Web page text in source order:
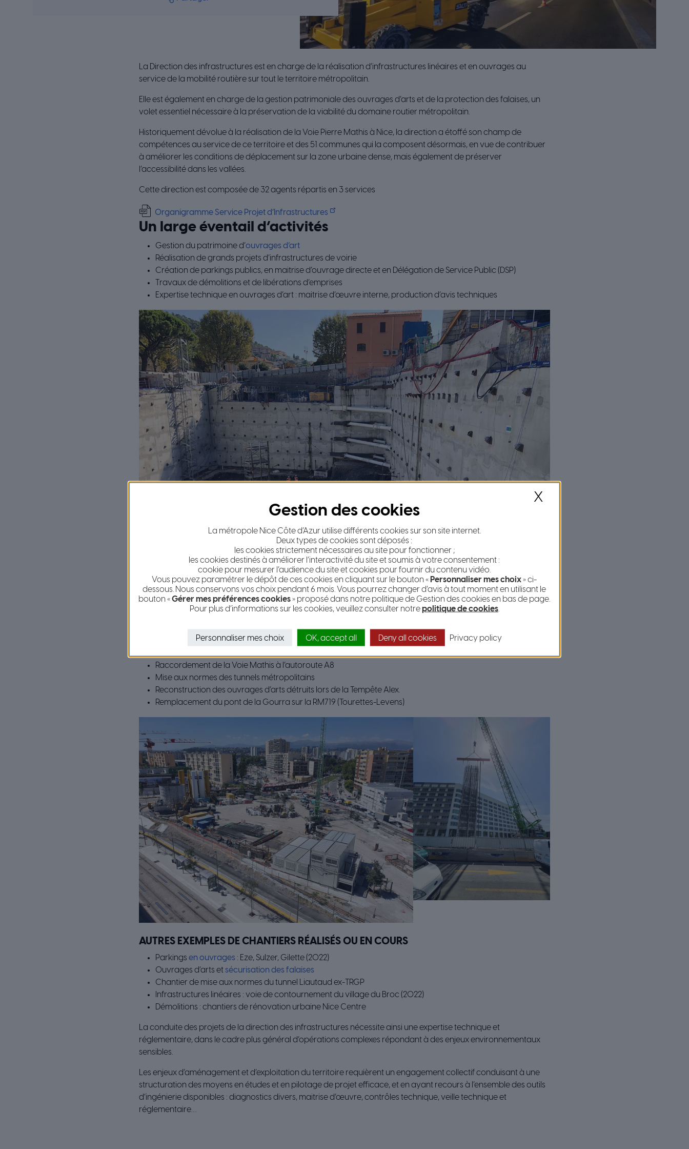
La Direction des infrastructures est en charge de la réalisation d’infrastructures linéaires et en ouvrages au
service de la mobilité routière sur tout le territoire métropolitain.
Elle est également en charge de la gestion patrimoniale des ouvrages d’arts et de la protection des falaises, un
volet essentiel nécessaire à la préservation de la viabilité du domaine routier métropolitain.
Historiquement dévolue à la réalisation de la Voie Pierre Mathis à Nice, la direction a étoffé son champ de
compétences au service de ce territoire et des 51 communes qui la composent désormais, en vue de contribuer
à améliorer les conditions de déplacement sur la zone urbaine dense, mais également de préserver
l’accessibilité dans les vallées.
Cette direction est composée de 32 agents répartis en 3 services
Organigramme Service Projet d’Infrastructures
Un large éventail d’activités
Gestion du patrimoine d’ouvrages d’art
Réalisation de grands projets d’infrastructures de voirie
Création de parkings publics, en maitrise d’ouvrage directe et en Délégation de Service Public (DSP)
Travaux de démolitions et de libérations d’emprises
Expertise technique en ouvrages d’art : maitrise d’œuvre interne, production d’avis techniques
DES CHANTIERS STRUCTURANTS ET STRATÉGIQUES
Démolition du TNN et du palais Acropolis dans le cadre de la prolongation de la Promenade du Paillon
Raccordement de la Voie Mathis à l’autoroute A8
Mise aux normes des tunnels métropolitains
Reconstruction des ouvrages d’arts détruits lors de la Tempête Alex.
Remplacement du pont de la Gourra sur la RM719 (Tourettes-Levens)
AUTRES EXEMPLES DE CHANTIERS RÉALISÉS OU EN COURS
Parkings en ouvrages : Eze, Sulzer, Gilette (2022)
Ouvrages d’arts et sécurisation des falaises
Chantier de mise aux normes du tunnel Liautaud ex-TRGP
Infrastructures linéaires : voie de contournement du village du Broc (2022)
Démolitions : chantiers de rénovation urbaine Nice Centre
La conduite des projets de la direction des infrastructures nécessite ainsi une expertise technique et
réglementaire, dans le cadre plus général d’opérations complexes répondant à des enjeux environnementaux
sensibles.
Les enjeux d’aménagement et d’exploitation du territoire requièrent un engagement collectif conduisant à une
structuration des moyens en études et en pilotage de projet efficace, et en ayant recours à l’ensemble des outils
d’ingénierie disponibles : diagnostics divers, maitrise d’œuvre, contrôles technique, veille technique et
réglementaire…
X
La métropole Nice Côte d’Azur utilise différents cookies sur son site internet.
Deux types de cookies sont déposés :
les cookies strictement nécessaires au site pour fonctionner ;
les cookies destinés à améliorer l’interactivité du site et soumis à votre consentement :
cookie pour mesurer l’audience du site et cookies pour fournir du contenu vidéo.
Vous pouvez paramétrer le dépôt de ces cookies en cliquant sur le bouton « Personnaliser mes choix» ci-
dessous. Nous conservons vos choix pendant 6 mois. Vous pourrez changer d’avis à tout moment en utilisant le
bouton «Gérer mes préférences cookies» proposé dans notre politique de Gestion des cookies en bas de page.
Pour plus d’informations sur les cookies, veuillez consulter notrepolitique de cookies.
Personnaliser mes choix OK, accept all Deny all cookies Privacy policy